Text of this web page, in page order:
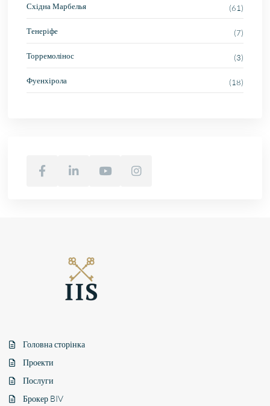
Східна Марбелья (61)
Тенеріфе (7)
Торремолінос (3)
Фуенхірола (18)
Головна сторінка
Проекти
Послуги
Брокер BIV